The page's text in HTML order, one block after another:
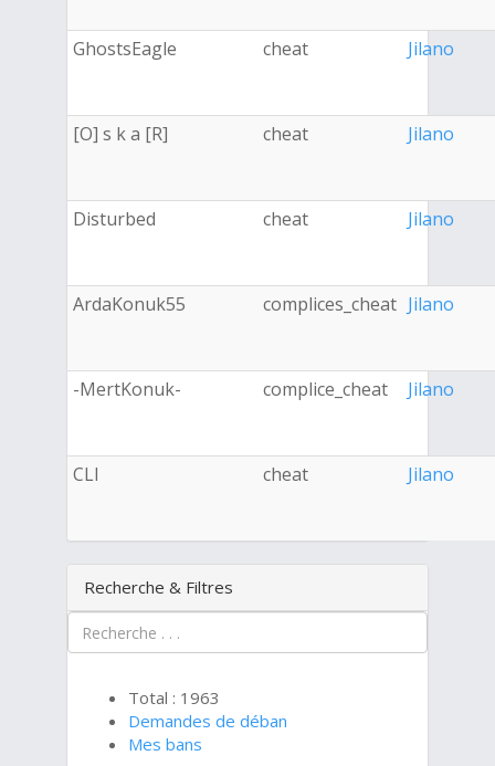
GhostsEagle cheat Jilano
[O] s k a [R] cheat Jilano
Disturbed cheat Jilano
ArdaKonuk55 complices_cheat Jilano
-MertKonuk- complice_cheat Jilano
CLI cheat Jilano
Recherche & Filtres
Total : 1963
Demandes de déban
Mes bans